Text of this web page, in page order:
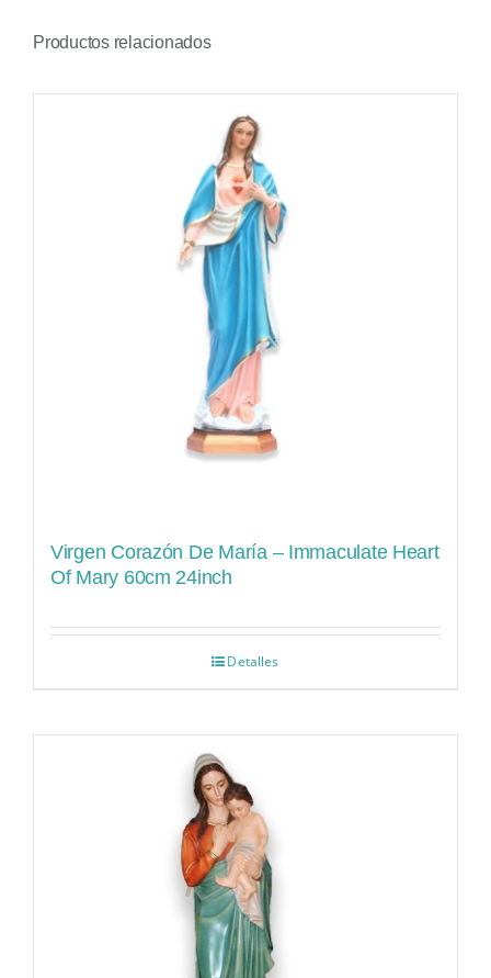
Productos relacionados
Virgen Corazón De María – Immaculate Heart
Of Mary 60cm 24inch
Detalles